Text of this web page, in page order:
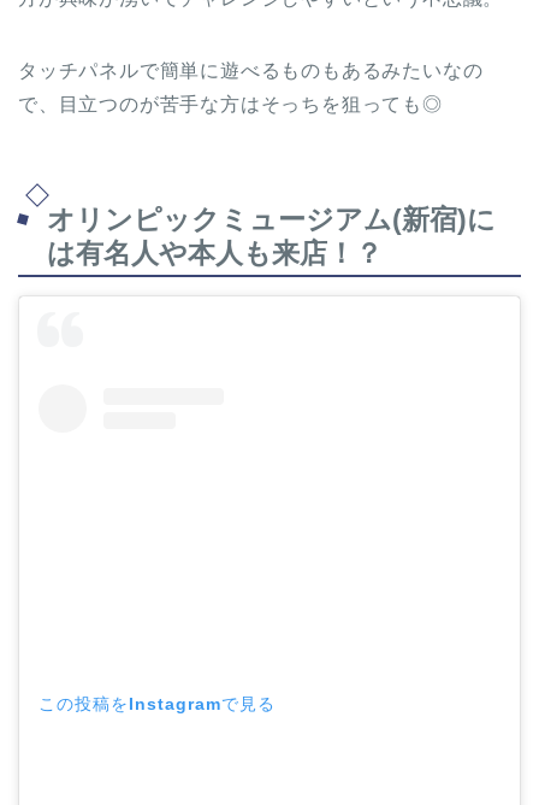
タッチパネルで簡単に遊べるものもあるみたいなの
で、目立つのが苦手な方はそっちを狙っても◎
オリンピックミュージアム(新宿)に
は有名人や本人も来店！？
この投稿をInstagramで見る